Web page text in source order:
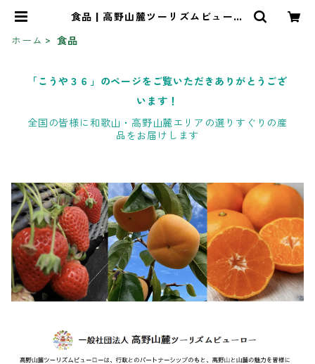
食品 | 高野山麓ツーリズムビューロ
ホーム
食品
「こうや３６」のページをご覧いただきありがとうござ
います！
全国の皆様に和歌山・高野山麓エリアの選りすぐりの産
品をお届けします